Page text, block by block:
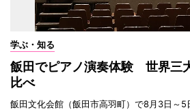
学ぶ・知る
飯田でピアノ演奏体験 世界三
比べ
飯田文化会館（飯田市高羽町）で8月3日～5